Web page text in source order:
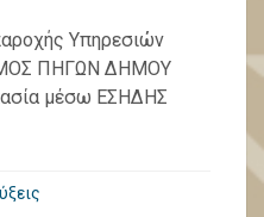
Υπηρεσιών
ΠΗΓΩΝ ΔΗΜΟΥ
μέσω ΕΣΗΔΗΣ